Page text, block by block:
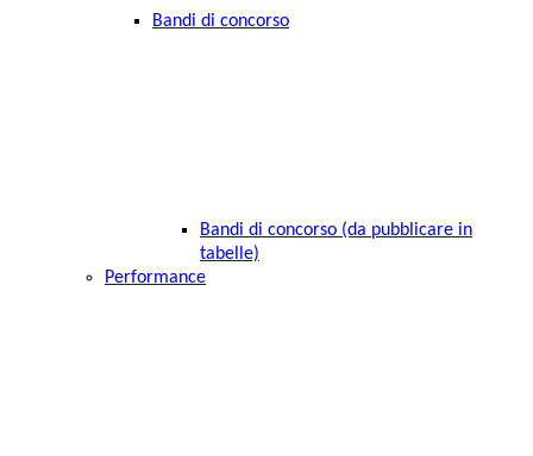
Bandi di concorso
Bandi di concorso (da pubblicare in
tabelle)
Performance